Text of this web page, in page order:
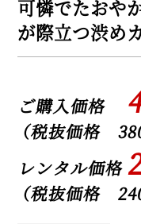
可憐でたおや
が際立つ渋め
ご購入価格
（税抜価格
レンタル価格
（税抜価格